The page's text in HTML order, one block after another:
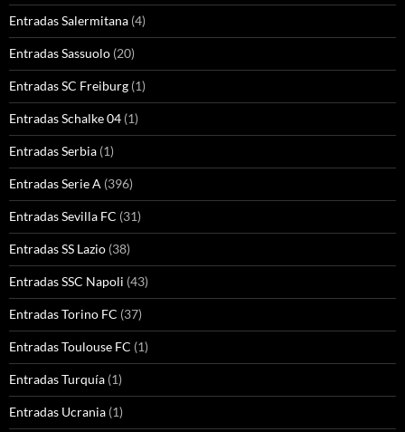
Entradas Salermitana (4)
Entradas Sassuolo (20)
Entradas SC Freiburg (1)
Entradas Schalke 04 (1)
Entradas Serbia (1)
Entradas Serie A (396)
Entradas Sevilla FC (31)
Entradas SS Lazio (38)
Entradas SSC Napoli (43)
Entradas Torino FC (37)
Entradas Toulouse FC (1)
Entradas Turquía (1)
Entradas Ucrania (1)